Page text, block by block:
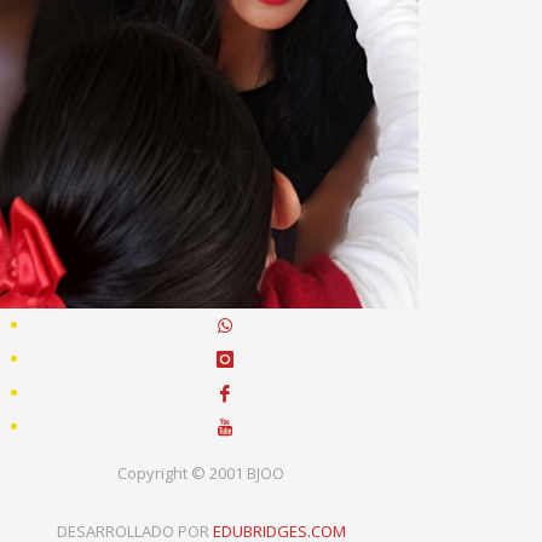
Copyright © 2001 BJOO
DESARROLLADO POREDUBRIDGES.COM